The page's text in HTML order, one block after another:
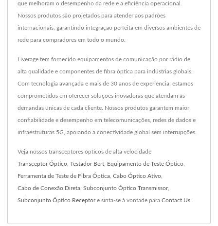
que melhoram o desempenho da rede e a eficiência operacional.
Nossos produtos são projetados para atender aos padrões
internacionais, garantindo integração perfeita em diversos ambientes de
rede para compradores em todo o mundo.
Liverage tem fornecido equipamentos de comunicação por rádio de
alta qualidade e componentes de fibra óptica para indústrias globais.
Com tecnologia avançada e mais de 30 anos de experiência, estamos
comprometidos em oferecer soluções inovadoras que atendam às
demandas únicas de cada cliente. Nossos produtos garantem maior
confiabilidade e desempenho em telecomunicações, redes de dados e
infraestruturas 5G, apoiando a conectividade global sem interrupções.
Veja nossos transceptores ópticos de alta velocidade
Transceptor Óptico Testador Bert Equipamento de Teste Óptico
Ferramenta de Teste de Fibra Óptica Cabo Óptico Ativo
Cabo de Conexão Direta Subconjunto Óptico Transmissor,
Subconjunto Óptico Receptore sinta-se à vontade para Contact Us